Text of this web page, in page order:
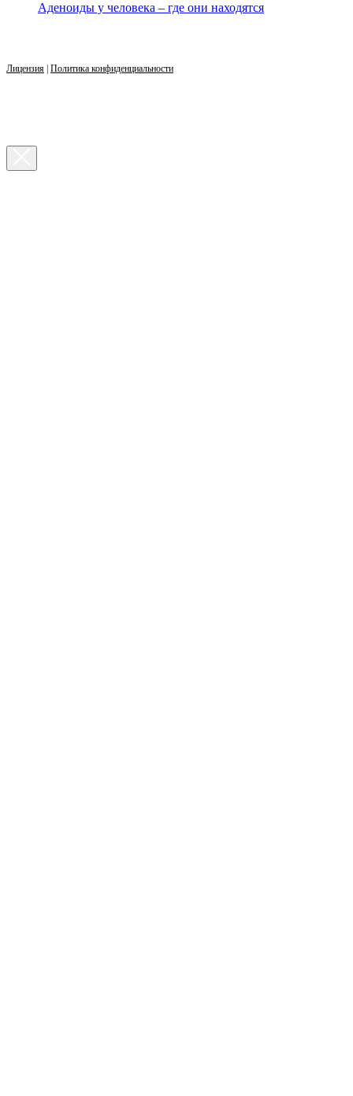
Аденоиды у человека – где они находятся
Лицензия Политика конфиденциальности